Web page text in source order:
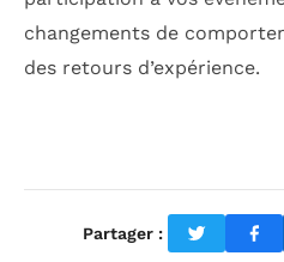
changements de
des retours d’expérience.
Partager :